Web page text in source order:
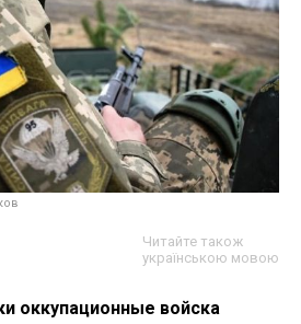
Читайте також
українською мовою
оккупационные войска